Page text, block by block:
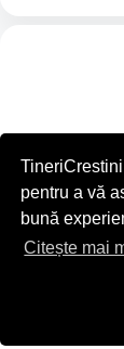
pentru a vă
bună
Citește mai
Andreea